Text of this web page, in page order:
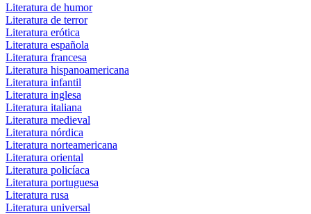
Literatura de humor
Literatura de terror
Literatura erótica
Literatura española
Literatura francesa
Literatura hispanoamericana
Literatura infantil
Literatura inglesa
Literatura italiana
Literatura medieval
Literatura nórdica
Literatura norteamericana
Literatura oriental
Literatura policíaca
Literatura portuguesa
Literatura rusa
Literatura universal